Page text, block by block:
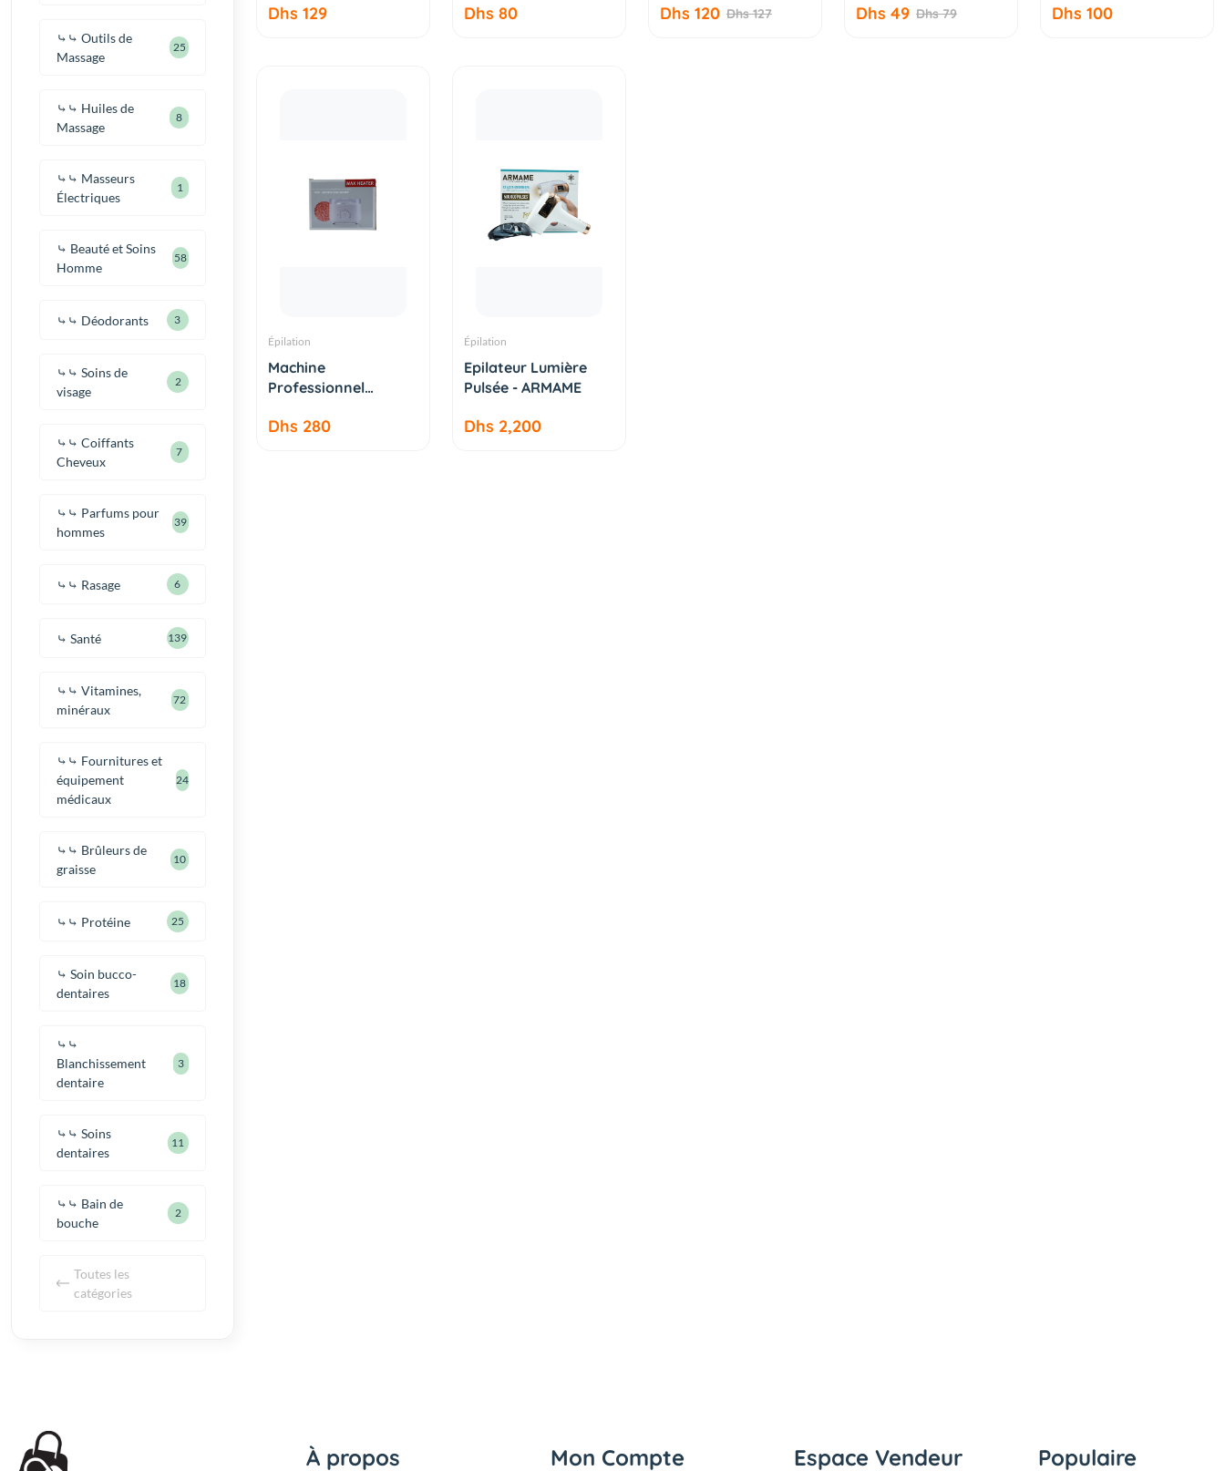
Dhs 129 Dhs 80 Dhs 120 Dhs 127 Dhs 49 Dhs 79 Dhs 100
Épilation
Machine
Professionnel
Dhs 280
PANIER
Épilation
Epilateur Lumière
Pulsée - ARMAME
Dhs 2,200
⤷⤷ Outils de
Massage
25
⤷⤷ Huiles de
Massage
8
⤷⤷ Masseurs
Électriques
1
⤷ Beauté et Soins
Homme
58
⤷⤷ Déodorants 3
⤷⤷ Soins de
visage
2
⤷⤷ Coiffants
Cheveux
7
⤷⤷ Parfums pour
hommes
39
⤷⤷ Rasage 6
⤷ Santé 139
⤷⤷ Vitamines,
minéraux
72
⤷⤷ Fournitures et
équipement
médicaux
24
⤷⤷ Brûleurs de
graisse
10
⤷⤷ Protéine 25
⤷ Soin bucco-
dentaires
18
⤷⤷
Blanchissement
dentaire
3
⤷⤷ Soins
dentaires
11
⤷⤷ Bain de
bouche
2
Toutes les
catégories
À propos
Mon Compte Espace Vendeur Populaire